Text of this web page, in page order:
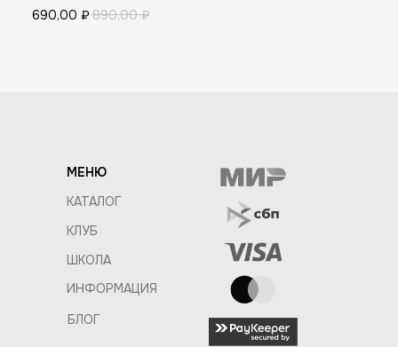
690,00 ₽ 890,00 ₽
МЕНЮ
КАТАЛОГ
КЛУБ
ШКОЛА
ИНФОРМАЦИЯ
БЛОГ